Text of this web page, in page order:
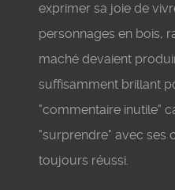
exprimer sa joie de
personnages en bois,
maché devaient
suffisamment brillant
"commentaire inutile"
"surprendre" avec ses
toujours réussi.